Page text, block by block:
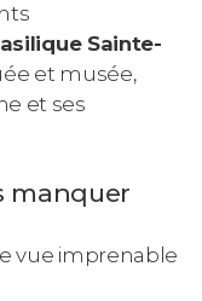
Sainte-
et musée,
et ses
manquer
vue imprenable